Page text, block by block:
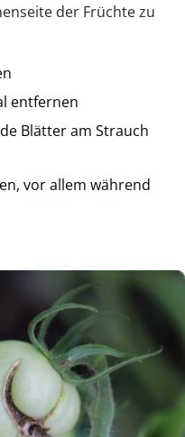
der Früchte zu
entfernen
Blätter am Strauch
vor allem während